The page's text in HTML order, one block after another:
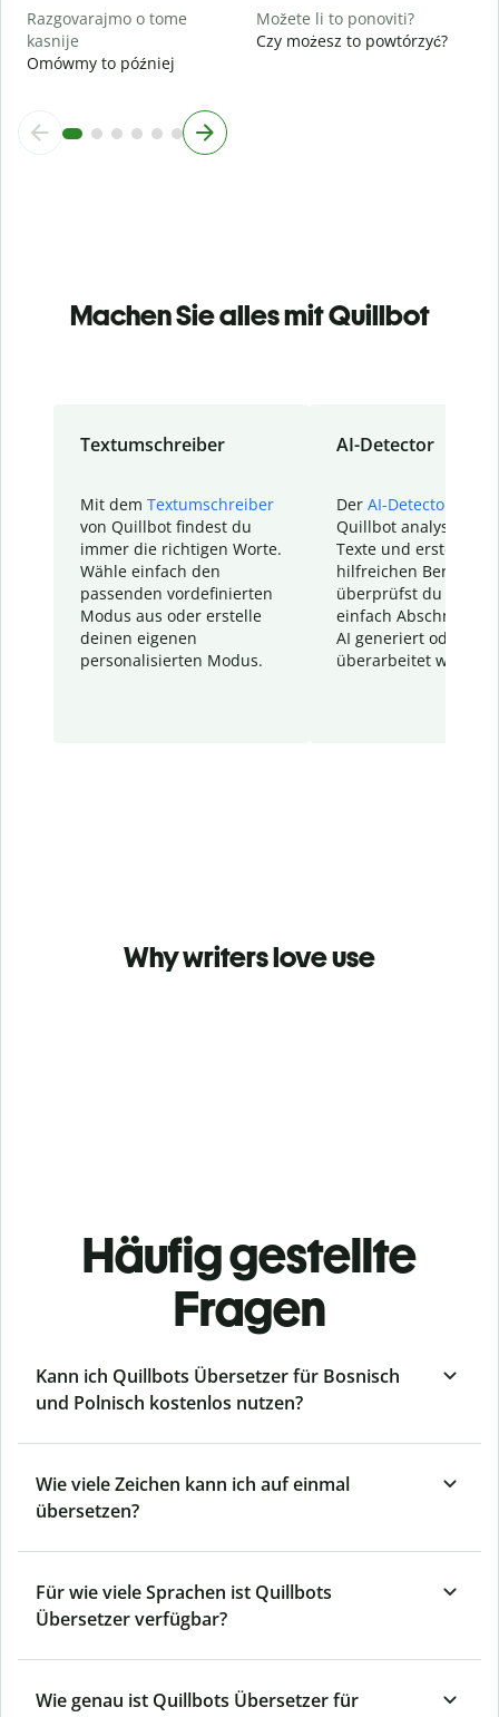
Razgovarajmo o tome
kasnije
Omówmy to później
Možete li to ponoviti?
Czy możesz to powtórzyć?
Machen Sie alles mit Quillbot
Textumschreiber
Mit dem Textumschreiber
von Quillbot findest du
immer die richtigen Worte.
Wähle einfach den
passenden vordefinierten
Modus aus oder erstelle
deinen eigenen
personalisierten Modus.
AI-Detector
Der AI-Detector
Quillbot analysiert
Texte und erstellt
hilfreichen Bericht.
überprüfst du
einfach Abschnitte,
AI generiert oder
überarbeitet wurden.
Why writers love use
Häufig gestellte
Fragen
Kann ich Quillbots Übersetzer für Bosnisch
und Polnisch kostenlos nutzen?
Wie viele Zeichen kann ich auf einmal
übersetzen?
Für wie viele Sprachen ist Quillbots
Übersetzer verfügbar?
Wie genau ist Quillbots Übersetzer für